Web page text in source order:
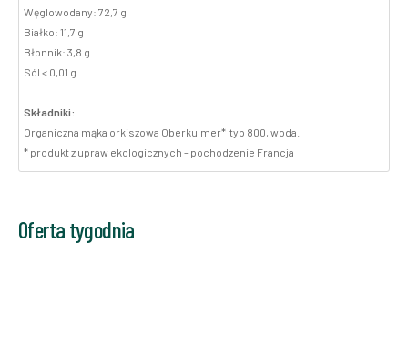
Węglowodany: 72,7 g
Białko: 11,7 g
Błonnik: 3,8 g
Sól < 0,01 g
Składniki:
Organiczna mąka orkiszowa Oberkulmer* typ 800, woda.
* produkt z upraw ekologicznych - pochodzenie Francja
Oferta tygodnia